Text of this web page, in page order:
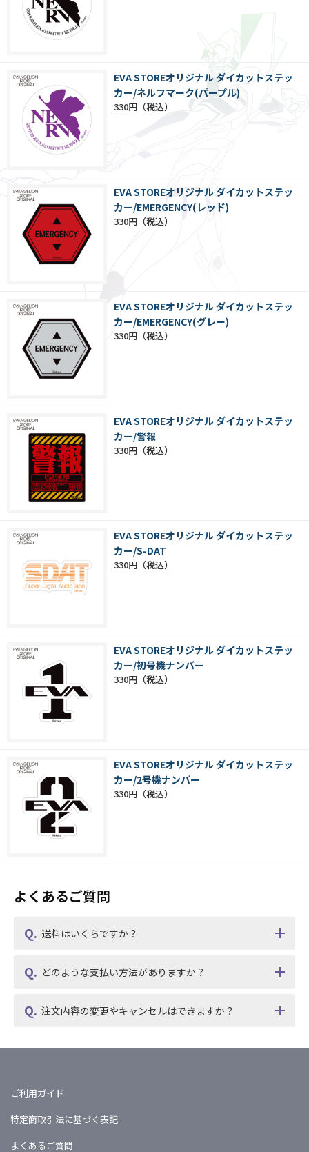
EVA STOREオリジナル ダイカットステッ
カー/ネルフマーク(パープル)
330円
EVA STOREオリジナル ダイカットステッ
カー/EMERGENCY(レッド)
330円
EVA STOREオリジナル ダイカットステッ
カー/EMERGENCY(グレー)
330円
EVA STOREオリジナル ダイカットステッ
カー/警報
330円
EVA STOREオリジナル ダイカットステッ
カー/S-DAT
330円
EVA STOREオリジナル ダイカットステッ
カー/初号機ナンバー
330円
EVA STOREオリジナル ダイカットステッ
カー/2号機ナンバー
330円
よくあるご質問
送料はいくらですか？
どのような支払い方法がありますか？
注文内容の変更やキャンセルはできますか？
ご利用ガイド
特定商取引法に基づく表記
よくあるご質問